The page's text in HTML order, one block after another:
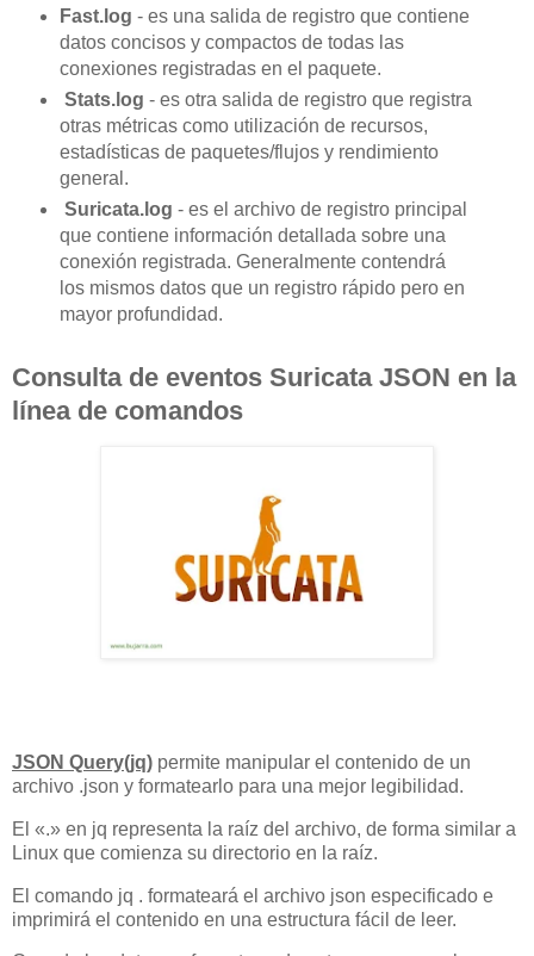
Fast.log - es una salida de registro que contiene
datos concisos y compactos de todas las
conexiones registradas en el paquete.
Stats.log - es otra salida de registro que registra
otras métricas como utilización de recursos,
estadísticas de paquetes/flujos y rendimiento
general.
Suricata.log - es el archivo de registro principal
que contiene información detallada sobre una
conexión registrada. Generalmente contendrá
los mismos datos que un registro rápido pero en
mayor profundidad.
Consulta de eventos Suricata JSON en la
línea de comandos
JSON Query(jq) permite manipular el contenido de un
archivo .json y formatearlo para una mejor legibilidad.
El «.» en jq representa la raíz del archivo, de forma similar a
Linux que comienza su directorio en la raíz.
El comando jq . formateará el archivo json especificado e
imprimirá el contenido en una estructura fácil de leer.